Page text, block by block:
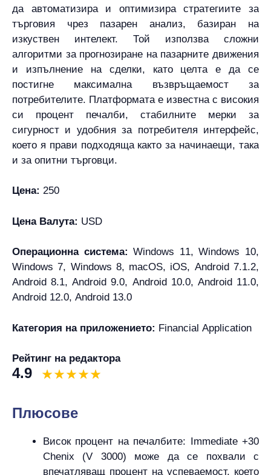
да автоматизира и оптимизира стратегиите за
търговия чрез пазарен анализ, базиран на
изкуствен интелект. Той използва сложни
алгоритми за прогнозиране на пазарните движения
и изпълнение на сделки, като целта е да се
постигне максимална възвръщаемост за
потребителите. Платформата е известна с високия
си процент печалби, стабилните мерки за
сигурност и удобния за потребителя интерфейс,
което я прави подходяща както за начинаещи, така
и за опитни търговци.
Цена: 250
Цена Валута: USD
Операционна система: Windows 11, Windows 10,
Windows 7, Windows 8, macOS, iOS, Android 7.1.2,
Android 8.1, Android 9.0, Android 10.0, Android 11.0,
Android 12.0, Android 13.0
Категория на приложението: Financial Application
Рейтинг на редактора
4.9
Плюсове
Висок процент на печалбите: Immediate +30
Chenix (V 3000) може да се похвали с
впечатляващ процент на успеваемост, което